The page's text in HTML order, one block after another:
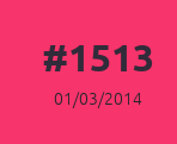
#1513
01/03/2014